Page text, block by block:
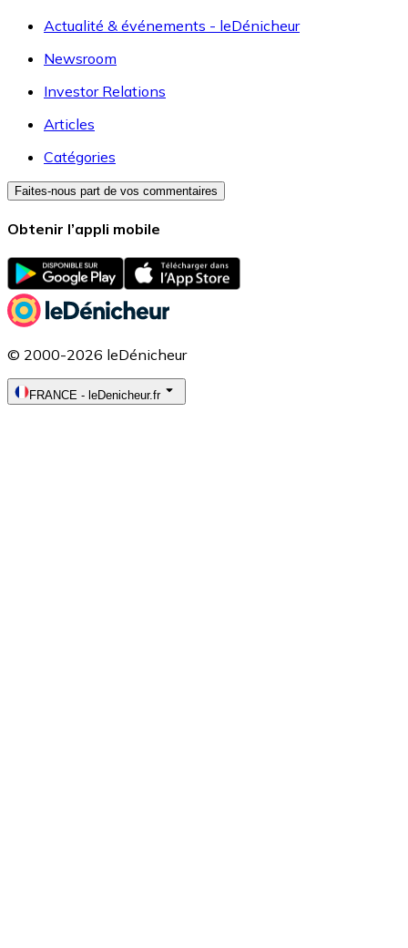
Actualité & événements - leDénicheur
Newsroom
Investor Relations
Articles
Catégories
Faites-nous part de vos commentaires
Obtenir l’appli mobile
© 2000-2026 leDénicheur
FRANCE - leDenicheur.fr